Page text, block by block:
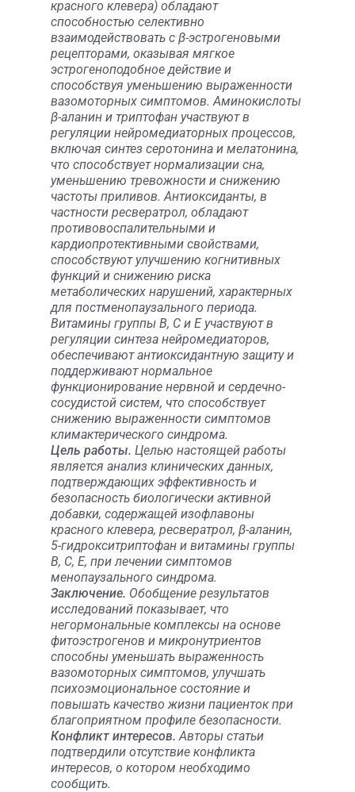
красного клевера) обладают
способностью селективно
взаимодействовать с β-эстрогеновыми
рецепторами, оказывая мягкое
эстрогеноподобное действие и
способствуя уменьшению выраженности
вазомоторных симптомов. Аминокислоты
β-аланин и триптофан участвуют в
регуляции нейромедиаторных процессов,
включая синтез серотонина и мелатонина,
что способствует нормализации сна,
уменьшению тревожности и снижению
частоты приливов. Антиоксиданты, в
частности ресвератрол, обладают
противовоспалительными и
кардиопротективными свойствами,
способствуют улучшению когнитивных
функций и снижению риска
метаболических нарушений, характерных
для постменопаузального периода.
Витамины группы B, C и E участвуют в
регуляции синтеза нейромедиаторов,
обеспечивают антиоксидантную защиту и
поддерживают нормальное
функционирование нервной и сердечно-
сосудистой систем, что способствует
снижению выраженности симптомов
климактерического синдрома.
Цель работы. Целью настоящей работы
является анализ клинических данных,
подтверждающих эффективность и
безопасность биологически активной
добавки, содержащей изофлавоны
красного клевера, ресвератрол, β-аланин,
5-гидрокситриптофан и витамины группы
B, C, E, при лечении симптомов
менопаузального синдрома.
Заключение. Обобщение результатов
исследований показывает, что
негормональные комплексы на основе
фитоэстрогенов и микронутриентов
способны уменьшать выраженность
вазомоторных симптомов, улучшать
психоэмоциональное состояние и
повышать качество жизни пациенток при
благоприятном профиле безопасности.
Конфликт интересов. Авторы статьи
подтвердили отсутствие конфликта
интересов, о котором необходимо
сообщить.